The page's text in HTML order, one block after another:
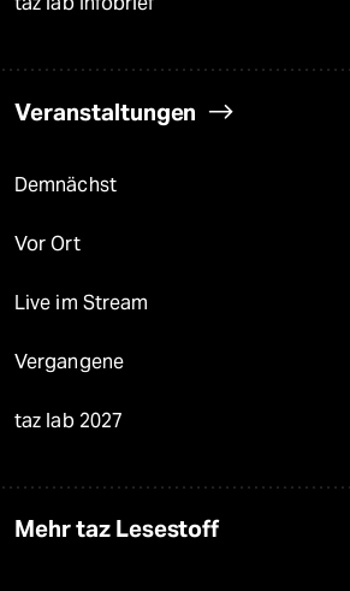
Veranstaltungen
Demnächst
Vor Ort
Live im Stream
Vergangene
taz lab 2027
Mehr taz Lesestoff